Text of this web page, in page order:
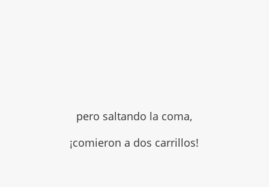
pero saltando la coma,
¡comieron a dos carrillos!